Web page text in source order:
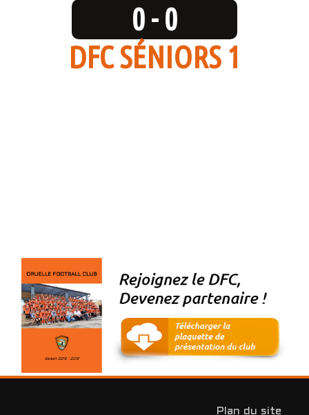
ÉQUIPE 1
ÉQUIPE 2
ÉQUIPE 3
U16-U18-F
U17
U7
CLUB
0 - 0
DFC SÉNIORS 1
Plan du site